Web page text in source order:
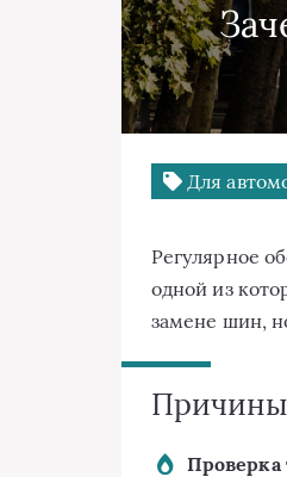
Для
Регулярное
одной из
замене шин,
Проверка